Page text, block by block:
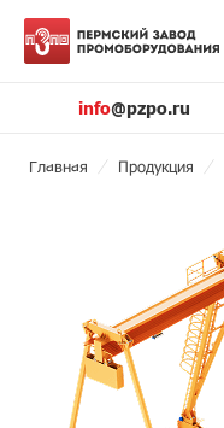
info@pzpo.ru
Главная Продукция